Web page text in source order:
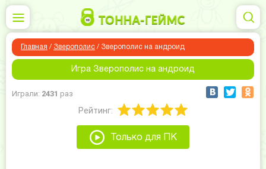
Главная / Зверополис / Зверополис на андроид
Игра Зверополис на андроид
Играли: 2431 раз
Рейтинг:
Только для ПК